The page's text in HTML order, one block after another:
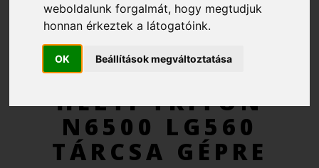
weboldalunk forgalmát, hogy megtudjuk
honnan érkeztek a látogatóink.
OK Beállítások megváltoztatása
AJÁNLATKÉRÉS
HELTI TRITON
N6500 LG560
TÁRCSA GÉPRE